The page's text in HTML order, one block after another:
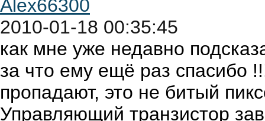
Alex66300
2010-01-18 00:35:45
как мне уже недавно
за что ему ещё раз спасибо
пропадают, это не битый
Управляющий транзистор